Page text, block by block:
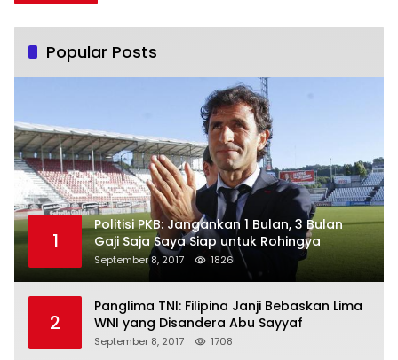
Popular Posts
1
Politisi PKB: Jangankan 1 Bulan, 3 Bulan
Gaji Saja Saya Siap untuk Rohingya
September 8, 2017 1826
2
Panglima TNI: Filipina Janji Bebaskan Lima
WNI yang Disandera Abu Sayyaf
September 8, 2017 1708